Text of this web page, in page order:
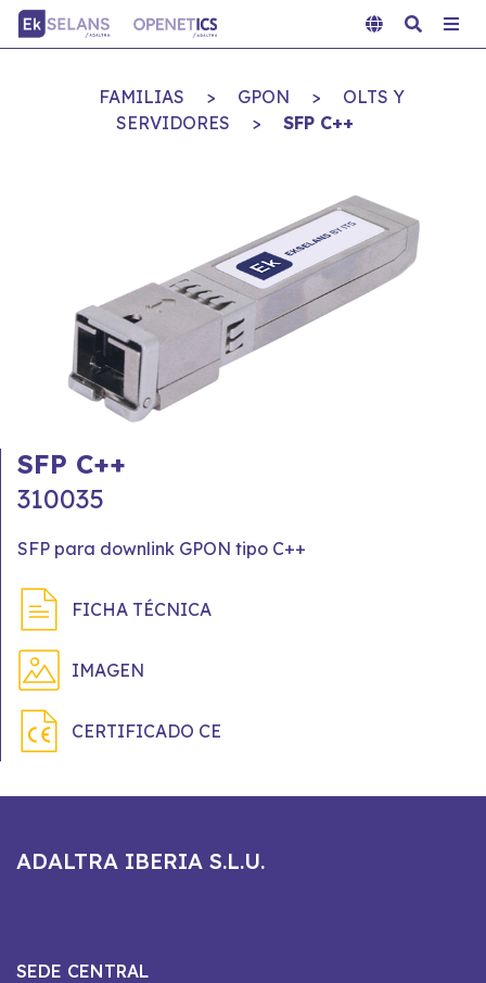
FAMILIAS > GPON >
OLTS Y
SERVIDORES
> SFP C++
SFP C++
310035
SFP para downlink GPON tipo C++
FICHA TÉCNICA
IMAGEN
CERTIFICADO CE
ADALTRA IBERIA S.L.U.
SEDE CENTRAL